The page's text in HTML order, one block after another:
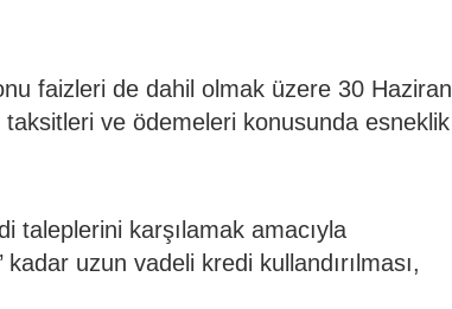
faizleri de dahil olmak üzere 30 Haziran
ve ödemeleri konusunda esneklik
taleplerini karşılamak amacıyla
kadar uzun vadeli kredi kullandırılması,